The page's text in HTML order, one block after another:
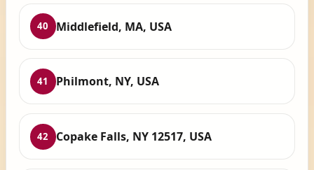
40 Middlefield, MA, USA
41 Philmont, NY, USA
42 Copake Falls, NY 12517, USA